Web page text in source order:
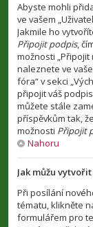
Abyste mohli
ve vašem
Jakmile ho
Připojit podpis,
možnosti
naleznete ve
fóra“ v sekci
připojit váš
můžete stále
příspěvkům tak,
možnosti Připojit
Nahoru
Jak můžu
Při posílání
tématu, klikněte
formulářem pro